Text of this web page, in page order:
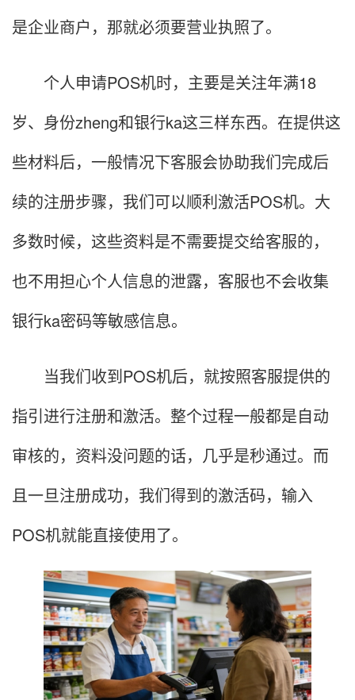
是企业商户，那就必须要营业执照了。
个人申请POS机时，主要是关注年满18
岁、身份zheng和银行ka这三样东西。在提供这
些材料后，一般情况下客服会协助我们完成后
续的注册步骤，我们可以顺利激活POS机。大
多数时候，这些资料是不需要提交给客服的，
也不用担心个人信息的泄露，客服也不会收集
银行ka密码等敏感信息。
当我们收到POS机后，就按照客服提供的
指引进行注册和激活。整个过程一般都是自动
审核的，资料没问题的话，几乎是秒通过。而
且一旦注册成功，我们得到的激活码，输入
POS机就能直接使用了。